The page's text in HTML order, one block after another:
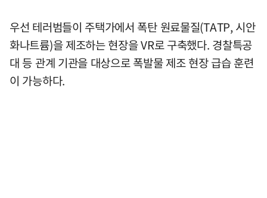
우선 테러범들이 주택가에서 폭탄 원료물질(TATP, 시안
화나트륨)을 제조하는 현장을 VR로 구축했다. 경찰특공
대 등 관계 기관을 대상으로 폭발물 제조 현장 급습 훈련
이 가능하다.